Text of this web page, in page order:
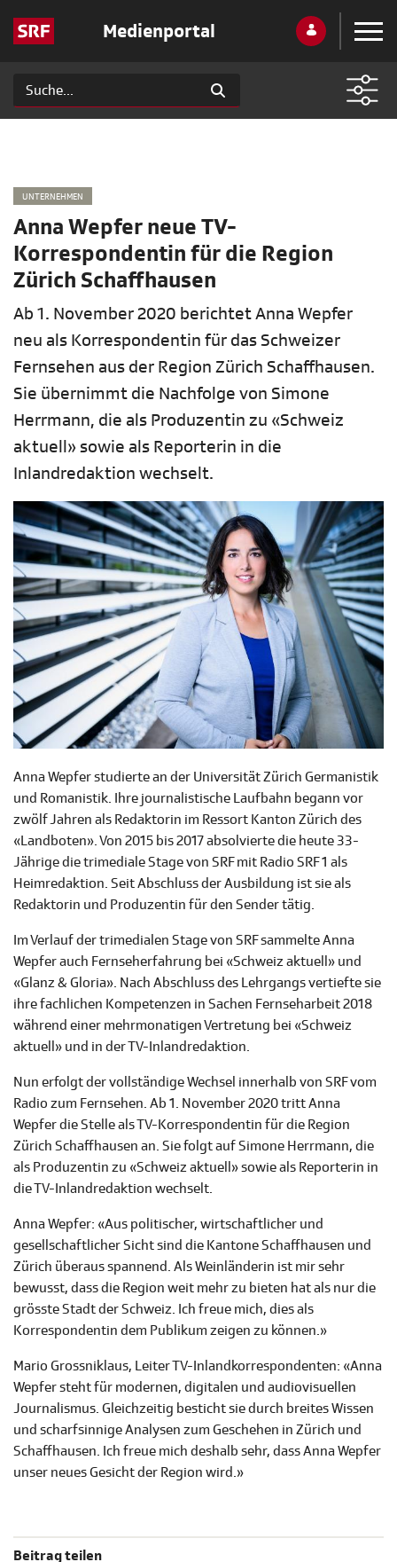
Medienportal
UNTERNEHMEN
Anna Wepfer neue TV-
Korrespondentin für die Region
Zürich Schaffhausen
Ab 1. November 2020 berichtet Anna Wepfer
neu als Korrespondentin für das Schweizer
Fernsehen aus der Region Zürich Schaffhausen.
Sie übernimmt die Nachfolge von Simone
Herrmann, die als Produzentin zu «Schweiz
aktuell» sowie als Reporterin in die
Inlandredaktion wechselt.
Anna Wepfer studierte an der Universität Zürich Germanistik
und Romanistik. Ihre journalistische Laufbahn begann vor
zwölf Jahren als Redaktorin im Ressort Kanton Zürich des
«Landboten». Von 2015 bis 2017 absolvierte die heute 33-
Jährige die trimediale Stage von SRF mit Radio SRF 1 als
Heimredaktion. Seit Abschluss der Ausbildung ist sie als
Redaktorin und Produzentin für den Sender tätig.
Im Verlauf der trimedialen Stage von SRF sammelte Anna
Wepfer auch Fernseherfahrung bei «Schweiz aktuell» und
«Glanz & Gloria». Nach Abschluss des Lehrgangs vertiefte sie
ihre fachlichen Kompetenzen in Sachen Fernseharbeit 2018
während einer mehrmonatigen Vertretung bei «Schweiz
aktuell» und in der TV-Inlandredaktion.
Nun erfolgt der vollständige Wechsel innerhalb von SRF vom
Radio zum Fernsehen. Ab 1. November 2020 tritt Anna
Wepfer die Stelle als TV-Korrespondentin für die Region
Zürich Schaffhausen an. Sie folgt auf Simone Herrmann, die
als Produzentin zu «Schweiz aktuell» sowie als Reporterin in
die TV-Inlandredaktion wechselt.
Anna Wepfer: «Aus politischer, wirtschaftlicher und
gesellschaftlicher Sicht sind die Kantone Schaffhausen und
Zürich überaus spannend. Als Weinländerin ist mir sehr
bewusst, dass die Region weit mehr zu bieten hat als nur die
grösste Stadt der Schweiz. Ich freue mich, dies als
Korrespondentin dem Publikum zeigen zu können.»
Mario Grossniklaus, Leiter TV-Inlandkorrespondenten: «Anna
Wepfer steht für modernen, digitalen und audiovisuellen
Journalismus. Gleichzeitig besticht sie durch breites Wissen
und scharfsinnige Analysen zum Geschehen in Zürich und
Schaffhausen. Ich freue mich deshalb sehr, dass Anna Wepfer
unser neues Gesicht der Region wird.»
Beitrag teilen